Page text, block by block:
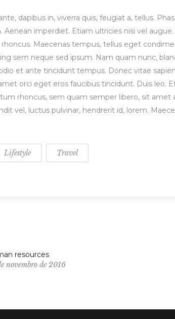
dapibus in, viverra quis, feugiat a, tellus.
Aenean imperdiet. Etiam ultricies nisi vel
Maecenas tempus, tellus eget
sem neque sed ipsum. Nam quam nunc,
et ante tincidunt tempus. Donec vitae
orci eget eros faucibus tincidunt. Duis leo.
rhoncus, sem quam semper libero, sit amet
vel, luctus pulvinar, hendrerit id, lorem.
Lifestyle Travel
resources
novembro de 2016